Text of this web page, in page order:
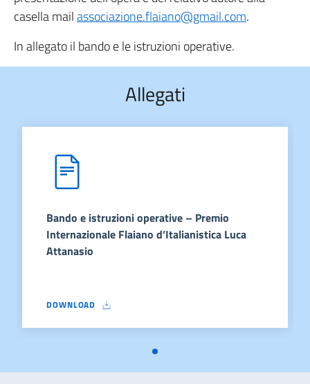
casella mailassociazione.flaiano@gmail.com.
In allegato il bando e le istruzioni operative.
Allegati
Bando e istruzioni operative – Premio
Internazionale Flaiano d’Italianistica Luca
Attanasio
DOWNLOAD
BANDO E ISTRUZIONI OPERATIVE – PREMIO INTERNAZIONALE